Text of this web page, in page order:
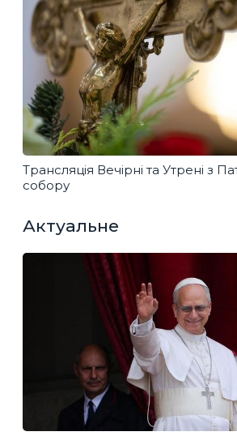
Трансляція Вечірні та Утрені з
собору
Актуальне